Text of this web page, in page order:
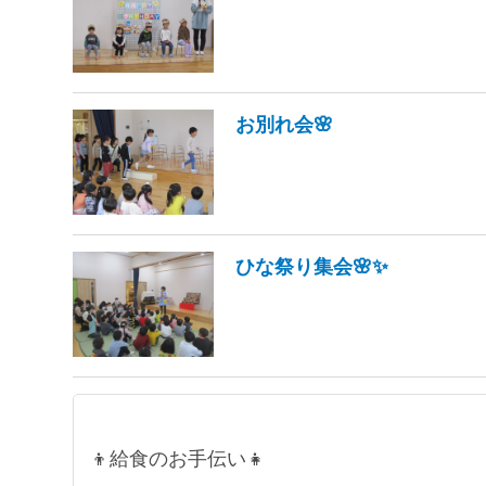
お別れ会🌸
ひな祭り集会🌸✨
👦給食のお手伝い👧